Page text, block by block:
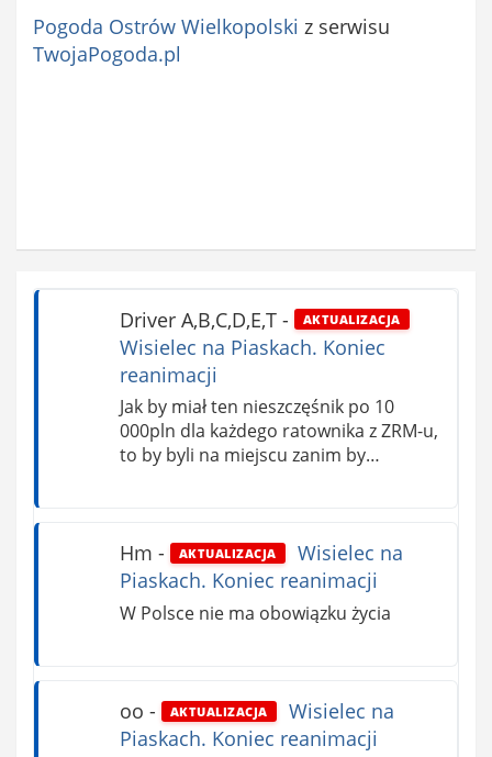
Pogoda Ostrów Wielkopolski z serwisu
TwojaPogoda.pl
Driver A,B,C,D,E,T- AKTUALIZACJA
Wisielec na Piaskach. Koniec
reanimacji
Jak by miał ten nieszczęśnik po 10
000pln dla każdego ratownika z ZRM-u,
to by byli na miejscu zanim by…
Hm - AKTUALIZACJA
Wisielec na
Piaskach. Koniec reanimacji
W Polsce nie ma obowiązku życia
oo - AKTUALIZACJA
Wisielec na
Piaskach. Koniec reanimacji